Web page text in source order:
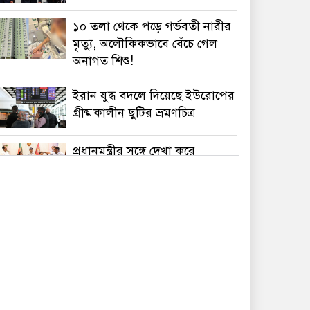
১০ তলা থেকে পড়ে গর্ভবতী নারীর
মৃত্যু, অলৌকিকভাবে বেঁচে গেল
অনাগত শিশু!
ইরান যুদ্ধ বদলে দিয়েছে ইউরোপের
গ্রীষ্মকালীন ছুটির ভ্রমণচিত্র
প্রধানমন্ত্রীর সঙ্গে দেখা করে